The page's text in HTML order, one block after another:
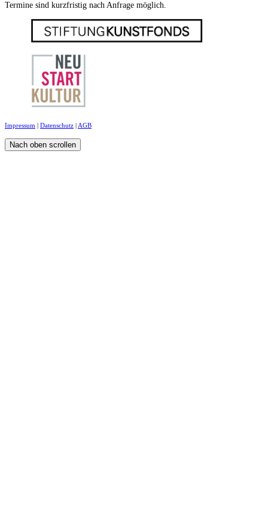
Termine sind kurzfristig nach Anfrage möglich.
Impressum | Datenschutz | AGB
Nach oben scrollen